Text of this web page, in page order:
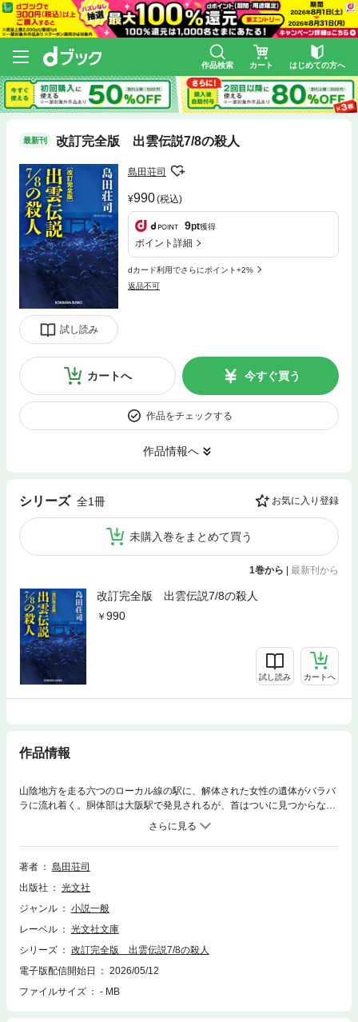
作品検索 カート はじめての方へ
最新刊 改訂完全版 出雲伝説7/8の殺人
試し読み
島田荘司
990(税込)
9pt獲得
ポイント詳細
dカード利用でさらにポイント+2%
返品不可
カートへ 今すぐ買う
作品をチェックする
作品情報へ
シリーズ 全1冊 お気に入り登録
未購入巻をまとめて買う
1巻から | 最新刊から
改訂完全版 出雲伝説7/8の殺人
990
試し読み カートへ
作品情報
山陰地方を走る六つのローカル線の駅に、解体された女性の遺体がバラバ
ラに流れ着く。胴体部は大阪駅で発見されるが、首はついに見つからな
い。休暇で故郷を訪れていた警視庁捜査一課の吉敷竹史は偶然この犯罪に
遭遇し、捜査に関わることに。犯人はいつ、どこで、どのように死体をば
らまいたのか――。大胆な着想と精緻な論理が結実した伝説的トラベルミ
ステリー作が完全版で甦る！
著者
島田荘司
出版社
光文社
ジャンル
小説一般
レーベル
光文社文庫
シリーズ
改訂完全版 出雲伝説7/8の殺人
電子版配信開始日
2026/05/12
ファイルサイズ
- MB